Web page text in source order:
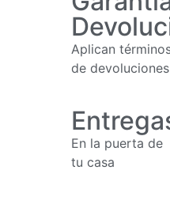
Aplican
de devoluciones
En la puerta de
tu casa